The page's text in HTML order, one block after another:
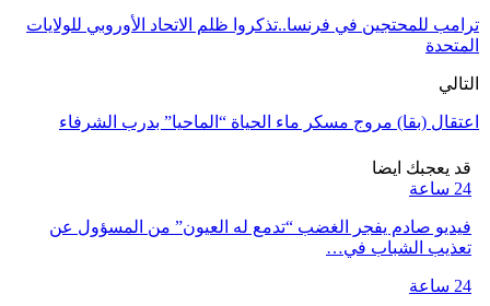
ترامب للمحتجين في فرنسا..تذكروا ظلم الاتحاد الأوروبي للولايات
المتحدة
التالي
اعتقال (بقا) مروج مسكر ماء الحياة “الماحيا” بدرب الشرفاء
قد يعجبك ايضا
24 ساعة
فيديو صادم يفجر الغضب “تدمع له العيون” من المسؤول عن
تعذيب الشباب في…
24 ساعة